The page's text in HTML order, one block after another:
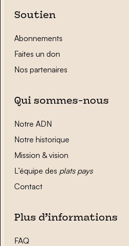
Soutien
Abonnements
Faites un don
Nos partenaires
Qui sommes-nous
Notre ADN
Notre historique
Mission & vision
L’équipe des plats pays
Contact
Plus d’informations
FAQ